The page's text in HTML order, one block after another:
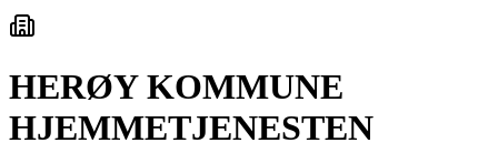
HERØY KOMMUNE
HJEMMETJENESTEN